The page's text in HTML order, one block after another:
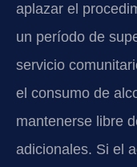
aplazar el
un período de
servicio
el consumo de
mantenerse libre
adicionales. Si el